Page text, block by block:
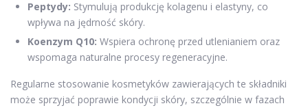
Peptydy: Stymulują produkcję kolagenu i elastyny, co
wpływa na jędrność skóry.
Koenzym Q10: Wspiera ochronę przed utlenianiem oraz
wspomaga naturalne procesy regeneracyjne.
Regularne stosowanie kosmetyków zawierających te składniki
może sprzyjać poprawie kondycji skóry, szczególnie w fazach